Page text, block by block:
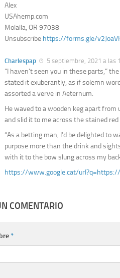
Alex
USAhemp.com
Molalla, OR 97038
Unsubscribe https://forms.gle/
Charlespap 5 septiembre, 2021 a las
“I haven’t seen you in these parts,”
stated it exuberantly, as if solemn
assorted a verve in Aeternum.
He waved to a wooden keg apart from
and slid it to me across the stained
“As a betting man, I’d be delighted to
purpose more than the drink and
with it to the bow slung across my
https://www.google.cat/
COMENTARIO
*